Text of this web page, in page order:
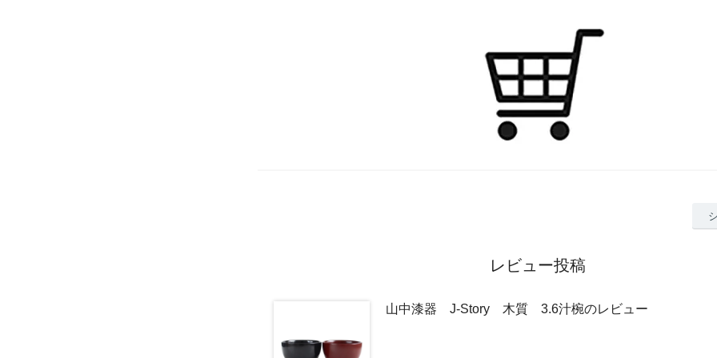
レビュー投稿
山中漆器 J-Story 木質 3.6汁椀のレビュー